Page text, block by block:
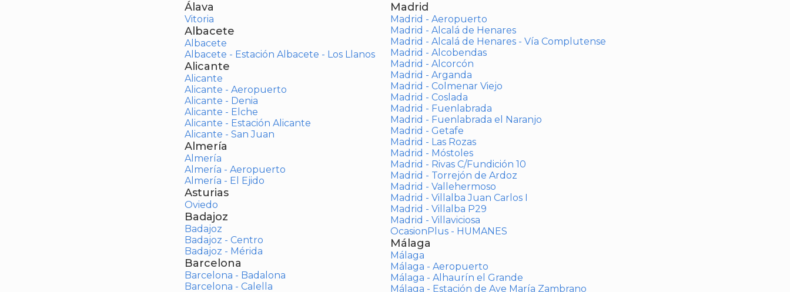
Álava
Vitoria
Albacete
Albacete
Albacete - Estación Albacete - Los Llanos
Alicante
Alicante
Alicante - Aeropuerto
Alicante - Denia
Alicante - Elche
Alicante - Estación Alicante
Alicante - San Juan
Almería
Almería
Almería - Aeropuerto
Almería - El Ejido
Asturias
Oviedo
Badajoz
Badajoz
Badajoz - Centro
Badajoz - Mérida
Barcelona
Barcelona - Badalona
Barcelona - Calella
Madrid
Madrid - Aeropuerto
Madrid - Alcalá de Henares
Madrid - Alcalá de Henares - Vía Complutense
Madrid - Alcobendas
Madrid - Alcorcón
Madrid - Arganda
Madrid - Colmenar Viejo
Madrid - Coslada
Madrid - Fuenlabrada
Madrid - Fuenlabrada el Naranjo
Madrid - Getafe
Madrid - Las Rozas
Madrid - Móstoles
Madrid - Rivas C/Fundición 10
Madrid - Torrejón de Ardoz
Madrid - Vallehermoso
Madrid - Villalba Juan Carlos I
Madrid - Villalba P29
Madrid - Villaviciosa
OcasionPlus - HUMANES
Málaga
Málaga
Málaga - Aeropuerto
Málaga - Alhaurín el Grande
Málaga - Estación de Ave María Zambrano